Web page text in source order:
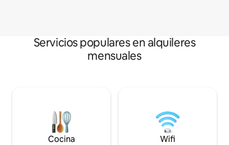
Servicios populares en alquileres
mensuales
Cocina Wifi